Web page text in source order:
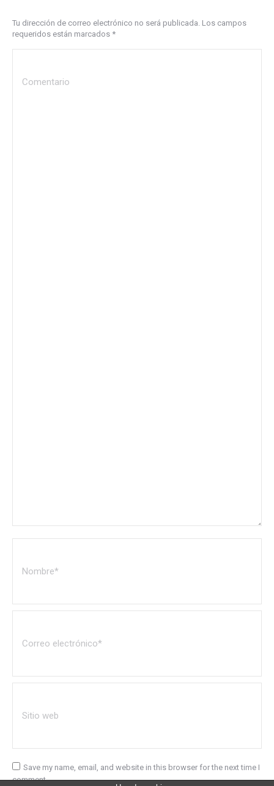
Tu dirección de correo electrónico no será publicada. Los campos
requeridos están marcados *
Save my name, email, and website in this browser for the next time I
comment.